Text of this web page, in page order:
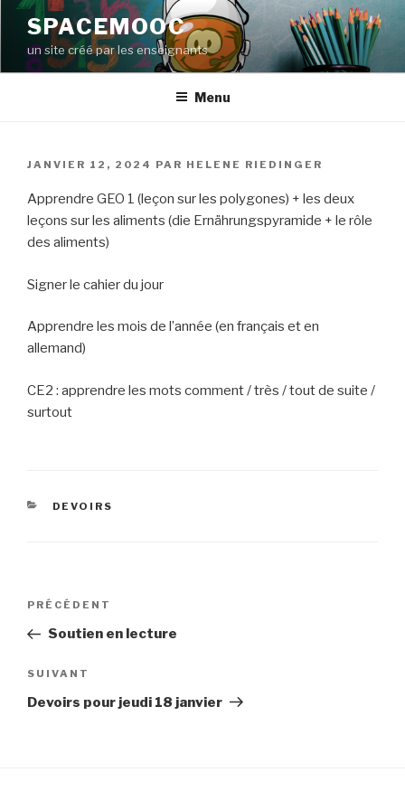
Aller
contenu
principal
SPACEMOOC
un site créé par les enseignants
Menu
PUBLIÉ
JANVIER 12, 2024 PAR HELENE RIEDINGER
Apprendre GEO 1 (leçon sur les polygones) + les deux
leçons sur les aliments (die Ernährungspyramide + le rôle
des aliments)
Signer le cahier du jour
Apprendre les mois de l’année (en français et en
allemand)
CE2 : apprendre les mots comment / très / tout de suite /
surtout
CATÉGORIES
DEVOIRS
Navigation
l’article
Article
précédent
PRÉCÉDENT
Soutien en lecture
Article
suivant
SUIVANT
Devoirs pour jeudi 18 janvier